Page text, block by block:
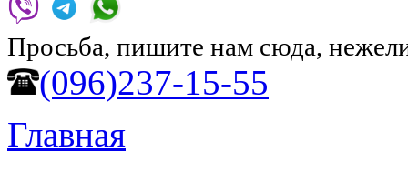
Просьба, пишите нам сюда,
(096)237-15-55
Главная